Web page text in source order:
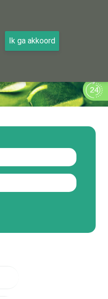
Ik ga akkoord